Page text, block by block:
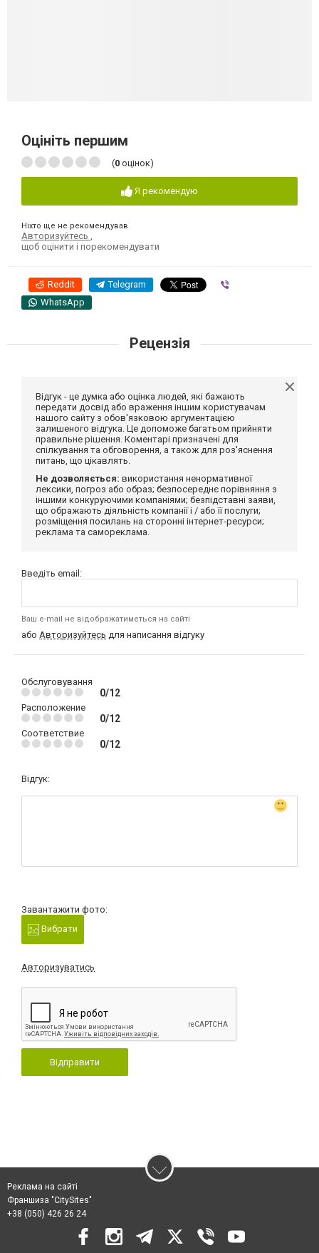
Оцініть першим
(0 оцінок)
Я рекомендую
Ніхто ще не рекомендував
Авторизуйтесь ,
щоб оцінити і порекомендувати
Reddit Telegram
WhatsApp
Рецензія
Відгук - це думка або оцінка людей, які бажають
передати досвід або враження іншим користувачам
нашого сайту з обов'язковою аргументацією
залишеного відгука. Це допоможе багатьом прийняти
правильне рішення. Коментарі призначені для
спілкування та обговорення, а також для роз'яснення
питань, що цікавлять.
Не дозволяється: використання ненормативної
лексики, погроз або образ; безпосереднє порівняння з
іншими конкуруючими компаніями; безпідставні заяви,
що ображають діяльність компанії і / або її послуги;
розміщення посилань на сторонні інтернет-ресурси;
реклама та самореклама.
Введіть email:
Ваш e-mail не відображатиметься на сайті
або Авторизуйтесь для написання відгуку
Обслуговування
0/12
Расположение
0/12
Соответствие
0/12
Відгук:
Завантажити фото:
Вибрати
Авторизуватись
Відправити
Реклама на сайті
Франшиза "CitySites"
+38 (050) 426 26 24